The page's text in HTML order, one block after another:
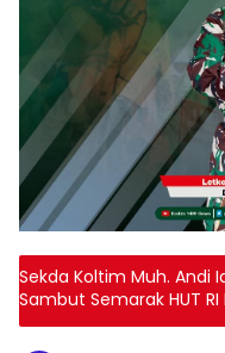
Sekda Koltim Muh. Andi
Sambut Semarak HUT